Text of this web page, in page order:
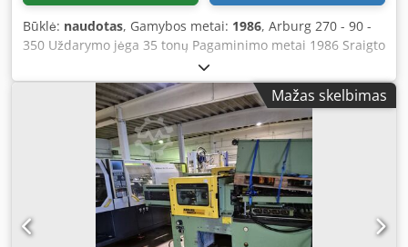
Būklė: naudotas, Gamybos metai: 1986, Arburg 270 - 90 -
350 Uždarymo jėga 35 tonų Pagaminimo metai 1986 Sraigto
skersmuo 25 mm Chodpfxox I Rhus Ac Eea Kolonų
atstumas 27x27 cm
Mažas skelbimas